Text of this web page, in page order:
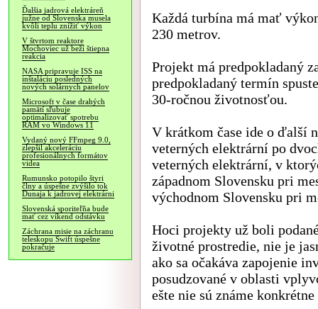
Ďalšia jadrová elektráreň
južne od Slovenska musela
kvôli teplu znížiť výkon
V štvrtom reaktore
Mochoviec už beží štiepna
reakcia
NASA pripravuje ISS na
inštaláciu posledných
nových solárnych panelov
Microsoft v čase drahých
pamätí sľubuje
optimalizovať spotrebu
RAM vo Windows 11
Vydaný nový FFmpeg 9.0,
zlepšil akceleráciu
profesionálnych formátov
videa
Rumunsko potopilo štyri
člny a úspešne zvýšilo tok
Dunaja k jadrovej elektrárni
Slovenská sporiteľňa bude
mať cez víkend odstávku
Záchrana misie na záchranu
teleskopu Swift úspešne
pokračuje
Každá turbína má mať
230 metrov.
Projekt má predpokladaný
predpokladaný termín
30-ročnou životnosťou.
V krátkom čase ide o ďalší
veterných elektrární po
veterných elektrární, v
západnom Slovensku pri
východnom Slovensku pri
Hoci projekty už boli
životné prostredie, nie je
ako sa očakáva zapojenie
posudzované v oblasti
ešte nie sú známe